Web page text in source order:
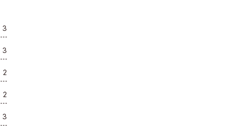
3
3
2
2
3